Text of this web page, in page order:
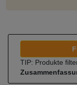
TIP: Produkte